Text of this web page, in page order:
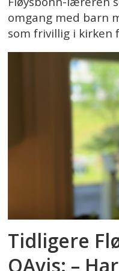
omgang med barn
som frivillig i kirken
Tidligere
OAvis: –